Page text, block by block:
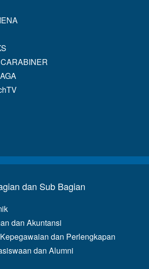
dan Sub Bagian
dan Akuntansi
dan Perlengkapan
dan Alumni